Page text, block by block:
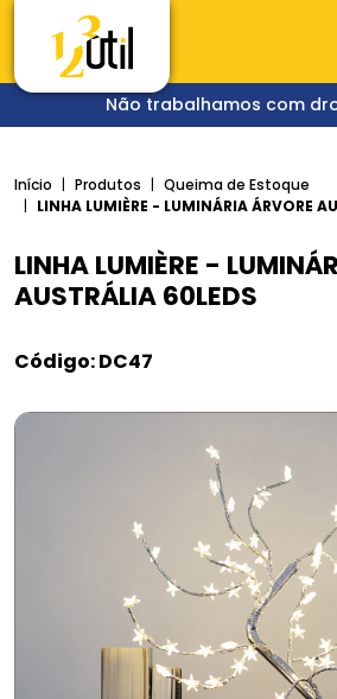
Não trabalhamos com
Início Produtos
Queima de Estoque
LINHA LUMIÈRE - LUMINÁRIA ÁRVORE
LINHA LUMIÈRE -
AUSTRÁLIA 60LEDS
Código: DC47